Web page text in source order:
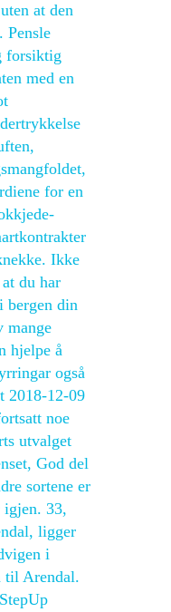
at den
Pensle
forsiktig
med en
for en
Ikke
du har
bergen din
mange
hjelpe å
også
2018-12-09
noe
utvalget
God del
sortene er
igjen. 33,
ligger
i
til Arendal.